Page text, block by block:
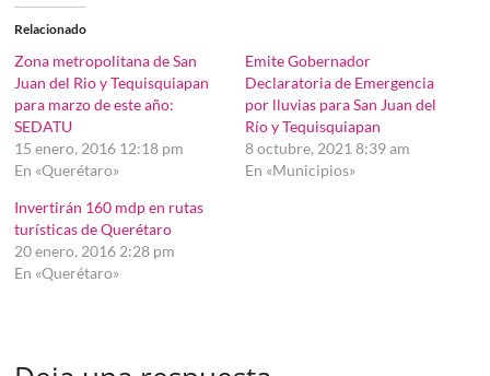
Relacionado
Zona metropolitana de San
Juan del Rio y Tequisquiapan
para marzo de este año:
SEDATU
15 enero, 2016 12:18 pm
En «Querétaro»
Emite Gobernador
Declaratoria de Emergencia
por lluvias para San Juan del
Río y Tequisquiapan
8 octubre, 2021 8:39 am
En «Municipios»
Invertirán 160 mdp en rutas
turísticas de Querétaro
20 enero, 2016 2:28 pm
En «Querétaro»